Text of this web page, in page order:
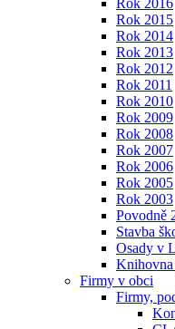
Rok 2016
Rok 2015
Rok 2014
Rok 2013
Rok 2012
Rok 2011
Rok 2010
Rok 2009
Rok 2008
Rok 2007
Rok 2006
Rok 2005
Rok 2003
Povodně
Stavba
Osady v
Knihovna
Firmy v obci
Firmy,